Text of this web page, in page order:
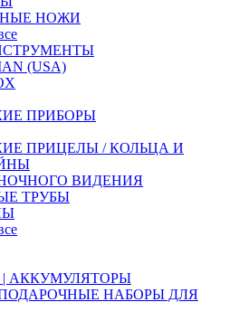
НОЖИ
(USA)
ПРИБОРЫ
ПРИЦЕЛЫ / КОЛЬЦА И
ВИДЕНИЯ
ТРУБЫ
| АККУМУЛЯТОРЫ
НАБОРЫ ДЛЯ